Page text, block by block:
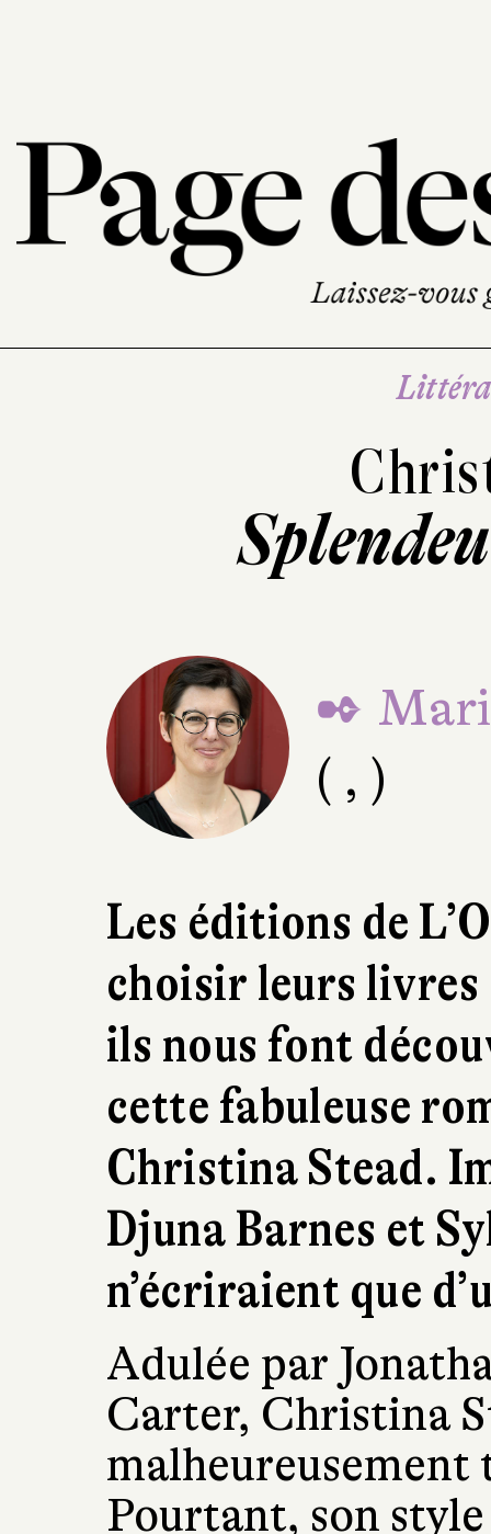
✒
( , )
Les éditions de
choisir leurs livres
ils nous font
cette fabuleuse
Christina Stead.
Djuna Barnes et
n’écriraient que
Adulée par
Carter, Christina
malheureusement
Pourtant, son